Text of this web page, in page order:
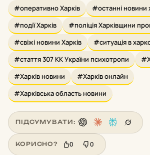
#оперативно Харків
#останні новини
#події Харків
#поліція Харківщини
#свіжі новини Харків
#ситуація в
#стаття 307 КК України психотропи
#Харків новини
#Харків онлайн
#Харківська область новини
ПІДСУМУВАТИ:
КОРИСНО? 0 0